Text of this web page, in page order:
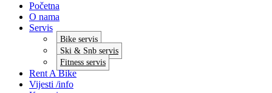
Početna
O nama
Servis
Bike servis
Ski & Snb servis
Fitness servis
Rent A Bike
Vijesti /info